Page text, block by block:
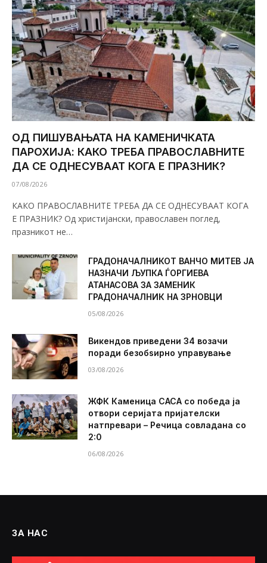
ОД ПИШУВАЊАТА НА КАМЕНИЧКАТА
ПАРОХИЈА: КАКО ТРЕБА ПРАВОСЛАВНИТЕ
ДА СЕ ОДНЕСУВААТ КОГА Е ПРАЗНИК?
07/08/2026
КАКО ПРАВОСЛАВНИТЕ ТРЕБА ДА СЕ ОДНЕСУВААТ КОГА
Е ПРАЗНИК? Од христијански, православен поглед,
празникот не…
ГРАДОНАЧАЛНИКОТ ВАНЧО МИТЕВ ЈА
НАЗНАЧИ ЉУПКА ЃОРГИЕВА
АТАНАСОВА ЗА ЗАМЕНИК
ГРАДОНАЧАЛНИК НА ЗРНОВЦИ
05/08/2026
Викендов приведени 34 возачи
поради безобѕирно управување
03/08/2026
ЖФК Каменица САСА со победа ја
отвори серијата пријателски
натпревари – Речица совладана со
2:0
06/08/2026
ЗА НАС